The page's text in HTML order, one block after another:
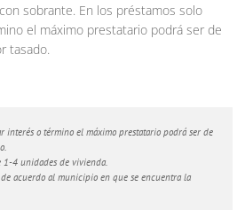
sobrante. En los préstamos solo
el máximo prestatario podrá ser de
tasado.
interés o término el máximo prestatario podrá ser de
1-4 unidades de vivienda.
de acuerdo al municipio en que se encuentra la